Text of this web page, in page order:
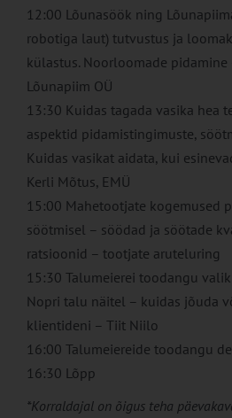
12:00 Lõunasöök ning
robotiga laut) tutvustus ja
külastus. Noorloomade pidamine
Lõunapiim OÜ
13:30 Kuidas tagada vasika hea
aspektid pidamistingimuste,
Kuidas vasikat aidata, kui
Kerli Mõtus, EMÜ
15:00 Mahetootjate kogemused
söötmisel – söödad ja söötade
ratsioonid – tootjate aruteluring
15:30 Talumeierei toodangu
Nopri talu näitel – kuidas jõuda
klientideni – Tiit Niilo
16:00 Talumeiereide toodangu
16:30 Lõpp
*Korraldajal on õigus teha